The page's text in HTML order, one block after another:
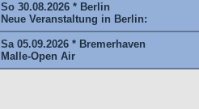
So 30.08.2026 * Berlin
Neue Veranstaltung in Berlin:
Sa 05.09.2026 * Bremerhaven
Malle-Open Air